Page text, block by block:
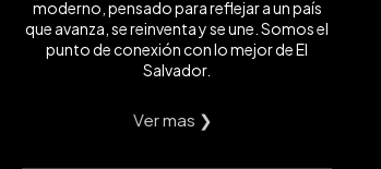
moderno, pensado para reflejar a un país
que avanza, se reinventa y se une. Somos el
punto de conexión con lo mejor de El
Salvador.
Ver mas ❯